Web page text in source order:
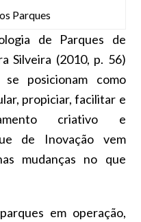
Parques
de Parques de
Silveira (2010, p. 56)
posicionam como
propiciar, facilitar e
criativo e
de Inovação vem
mudanças no que
em operação,